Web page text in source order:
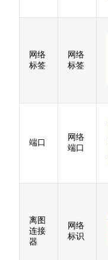
网络
标签
网络
标签
端口
网络
端口
离图
连接
器
网络
标识